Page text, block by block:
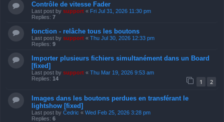
Contrôle de vitesse Fader
Last post by support « Fri Jul 31, 2026 11:30 pm
Replies: 7
fonction - relâche tous les boutons
Last post by support « Thu Jul 30, 2026 12:33 pm
Replies: 9
Importer plusieurs fichiers simultanément dans un Board
[fixed]
Last post by support « Thu Mar 19, 2026 9:53 am
Replies: 14 1 2
Images dans les boutons perdues en transférant le
lightshow [fixed]
Last post by Cedric « Wed Feb 25, 2026 3:28 pm
Replies: 6